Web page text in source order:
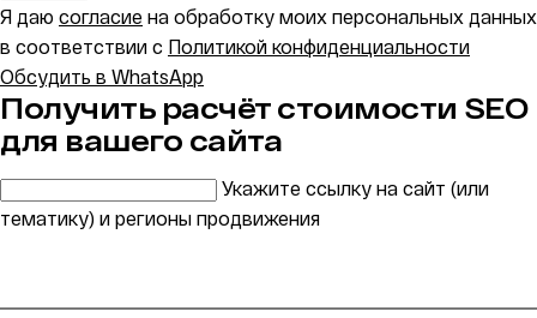
Я даю согласие на обработку моих персональных данных
в соответствии с Политикой конфиденциальности
Обсудить в WhatsApp
Получить расчёт стоимости SEO
для вашего сайта
Укажите ссылку на сайт (или
тематику) и регионы продвижения